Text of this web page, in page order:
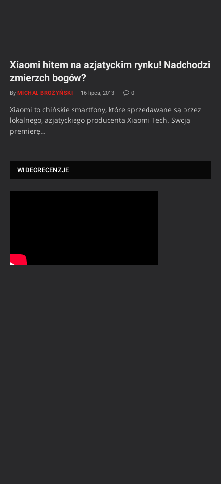
Xiaomi hitem na azjatyckim rynku! Nadchodzi
zmierzch bogów?
By MICHAŁ BROŻYŃSKI 16 lipca, 2013 0
Xiaomi to chińskie smartfony, które sprzedawane są przez
lokalnego, azjatyckiego producenta Xiaomi Tech. Swoją
premierę…
WIDEORECENZJE